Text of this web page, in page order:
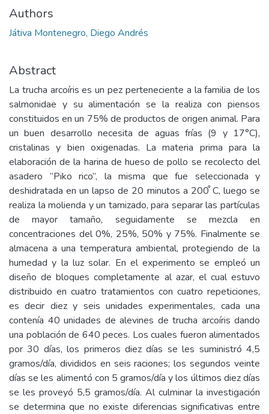
Authors
Játiva Montenegro, Diego Andrés
Abstract
La trucha arcoíris es un pez perteneciente a la familia de los
salmonidae y su alimentación se la realiza con piensos
constituidos en un 75% de productos de origen animal. Para
un buen desarrollo necesita de aguas frías (9 y 17°C),
cristalinas y bien oxigenadas. La materia prima para la
elaboración de la harina de hueso de pollo se recolecto del
asadero “Piko rico”, la misma que fue seleccionada y
deshidratada en un lapso de 20 minutos a 200 ̊C, luego se
realiza la molienda y un tamizado, para separar las partículas
de mayor tamaño, seguidamente se mezcla en
concentraciones del 0%, 25%, 50% y 75%. Finalmente se
almacena a una temperatura ambiental, protegiendo de la
humedad y la luz solar. En el experimento se empleó un
diseño de bloques completamente al azar, el cual estuvo
distribuido en cuatro tratamientos con cuatro repeticiones,
es decir diez y seis unidades experimentales, cada una
contenía 40 unidades de alevines de trucha arcoíris dando
una población de 640 peces. Los cuales fueron alimentados
por 30 días, los primeros diez días se les suministró 4,5
gramos/día, divididos en seis raciones; los segundos veinte
días se les alimentó con 5 gramos/día y los últimos diez días
se les proveyó 5,5 gramos/día. Al culminar la investigación
se determina que no existe diferencias significativas entre